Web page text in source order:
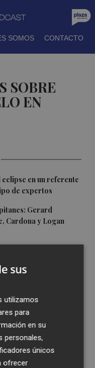
SOMOS CONTACTO
SOBRE
EN
en un referente
de expertos
Gerard
Cardona y Logan
del transporte
cartelera en agosto:
nueva entrega de
sus
utilizamos
para
en su
personales,
únicos
ofrecer